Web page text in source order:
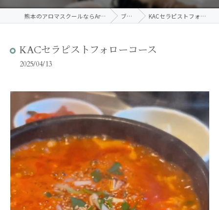
熊本のアロマスクールならAroma Terrace ブログ KACセラピストフォローコース
KACセラピストフォローコース
2025/04/13